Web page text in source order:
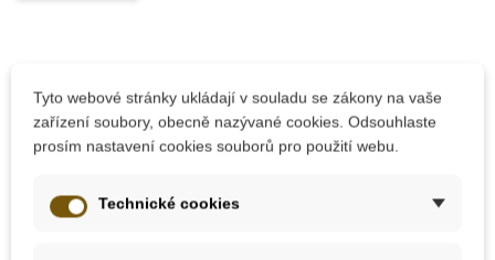
Tyto webové stránky ukládají v souladu se zákony na vaše
zařízení soubory, obecně nazývané cookies. Odsouhlaste
prosím nastavení cookies souborů pro použití webu.
Technické cookies